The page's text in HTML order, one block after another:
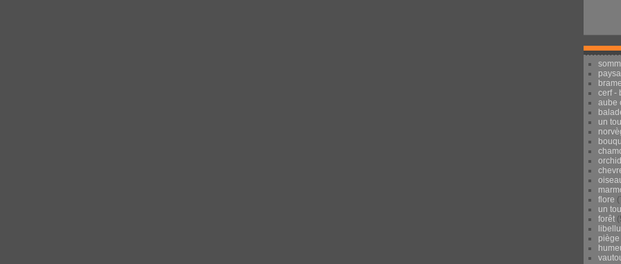
cerf -
aube
un
flore
un
forêt